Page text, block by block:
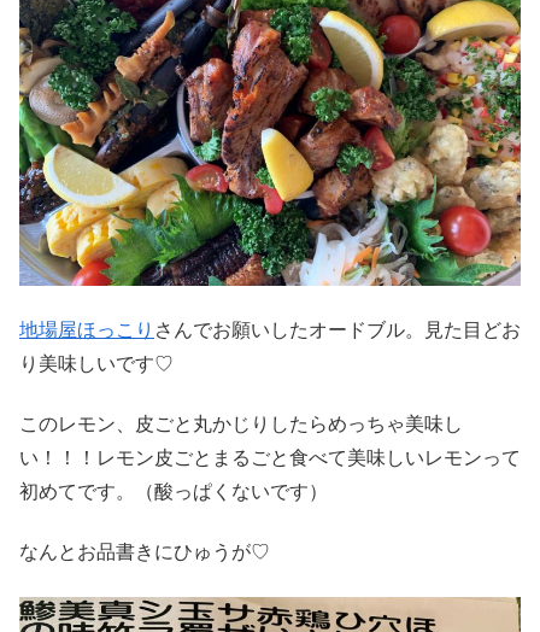
地場屋ほっこり さんでお願いしたオードブル。見た目どお
り美味しいです♡
このレモン、皮ごと丸かじりしたらめっちゃ美味し
い！！！レモン皮ごとまるごと食べて美味しいレモンって
初めてです。（酸っぱくないです）
なんとお品書きにひゅうが♡